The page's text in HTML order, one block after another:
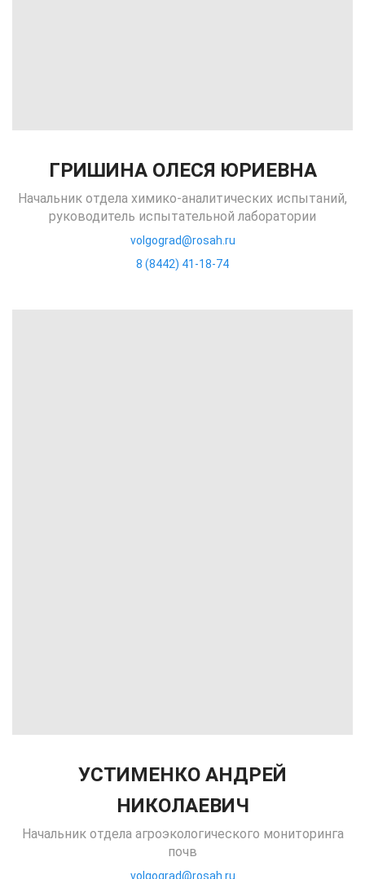
ГРИШИНА ОЛЕСЯ ЮРИЕВНА
Начальник отдела химико-аналитических испытаний,
руководитель испытательной лаборатории
volgograd@rosah.ru
8 (8442) 41-18-74
УСТИМЕНКО АНДРЕЙ
НИКОЛАЕВИЧ
Начальник отдела агроэкологического мониторинга
почв
volgograd@rosah.ru